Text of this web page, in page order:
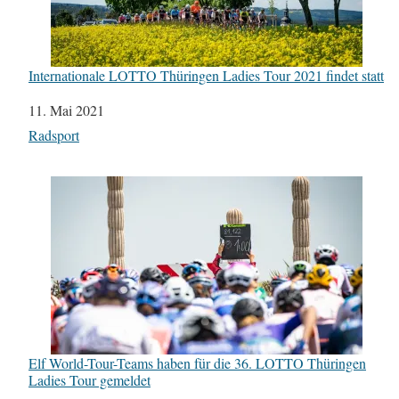
Internationale LOTTO Thüringen Ladies Tour 2021 findet statt
Datum
11. Mai 2021
In Bezug auf
Radsport
Elf World-Tour-Teams haben für die 36. LOTTO Thüringen
Ladies Tour gemeldet